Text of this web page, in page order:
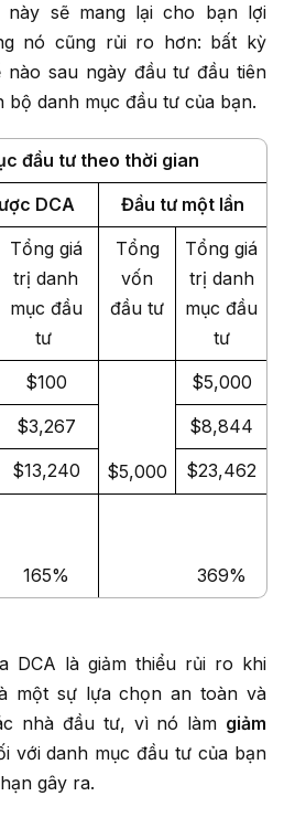
này sẽ mang lại cho bạn lợi
nó cũng rủi ro hơn: bất kỳ
nào sau ngày đầu tư đầu tiên
bộ danh mục đầu tư của bạn.
đầu tư theo thời gian
DCA
Đầu tư một lần
Tổng giá
trị danh
mục đầu
tư
Tổng
vốn
đầu tư
Tổng giá
trị danh
mục đầu
tư
$100
$5,000
$5,000
$3,267
$8,844
$13,240 $23,462
165%
369%
DCA là giảm thiểu rủi ro khi
một sự lựa chọn an toàn và
nhà đầu tư, vì nó làm giảm
với danh mục đầu tư của bạn
gây ra.